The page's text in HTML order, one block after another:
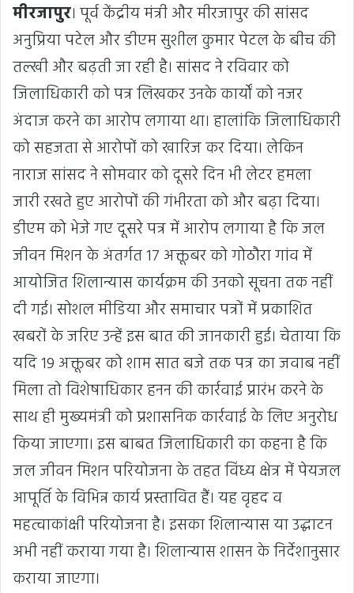
मीरजापुर। पूर्व केंद्रीय मंत्री और मीरजापुर की सांसद
अनुप्रिया पटेल और डीएम सुशील कुमार पेटल के बीच की
तल्खी और बढ़ती जा रही है। सांसद ने रविवार को
जिलाधिकारी को पत्र लिखकर उनके कार्यों को नजर
अंदाज करने का आरोप लगाया था। हालांकि जिलाधिकारी
को सहजता से आरोपों को खारिज कर दिया। लेकिन
नाराज सांसद ने सोमवार को दूसरे दिन भी लेटर हमला
जारी रखते हुए आरोपों की गंभीरता को और बढ़ा दिया।
डीएम को भेजे गए दूसरे पत्र में आरोप लगाया है कि जल
जीवन मिशन के अंतर्गत 17 अक्तूबर को गोठौरा गांव में
आयोजित शिलान्यास कार्यक्रम की उनको सूचना तक नहीं
दी गई। सोशल मीडिया और समाचार पत्रों में प्रकाशित
खबरों के जरिए उन्हें इस बात की जानकारी हुई। चेताया कि
यदि 19 अक्तूबर को शाम सात बजे तक पत्र का जवाब नहीं
मिला तो विशेषाधिकार हनन की कार्रवाई प्रारंभ करने के
साथ ही मुख्यमंत्री को प्रशासनिक कार्रवाई के लिए अनुरोध
किया जाएगा। इस बाबत जिलाधिकारी का कहना है कि
जल जीवन मिशन परियोजना के तहत विंध्य क्षेत्र में पेयजल
आपूर्ति के विभिन्न कार्य प्रस्तावित हैं। यह वृहद व
महत्वाकांक्षी परियोजना है। इसका शिलान्यास या उद्धाटन
अभी नहीं कराया गया है। शिलान्यास शासन के निर्देशानुसार
कराया जाएगा।